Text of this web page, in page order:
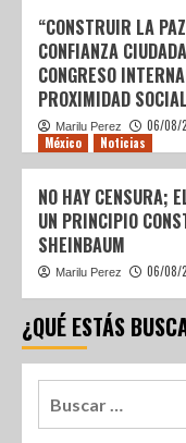
“CONSTRUIR LA
CONFIANZA
CONGRESO
PROXIMIDAD SOCIAL
Marilu Perez 06/08/
México Noticias
NO HAY CENSURA;
UN PRINCIPIO
SHEINBAUM
Marilu Perez 06/08/
¿QUÉ ESTÁS